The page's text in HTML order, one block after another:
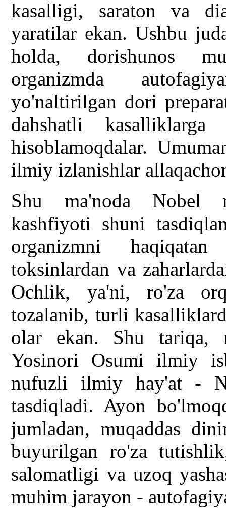
kasalligi, saraton va
yaratilar ekan. Ushbu
holda, dorishunos
organizmda
yo'naltirilgan dori
dahshatli
hisoblamoqdalar.
ilmiy izlanishlar
Shu ma'noda Nobel
kashfiyoti shuni
organizmni
toksinlardan va
Ochlik, ya'ni, ro'za
tozalanib, turli
olar ekan. Shu tariqa,
Yosinori Osumi ilmiy
nufuzli ilmiy hay'at -
tasdiqladi. Ayon
jumladan, muqaddas
buyurilgan ro'za
salomatligi va uzoq
muhim jarayon -